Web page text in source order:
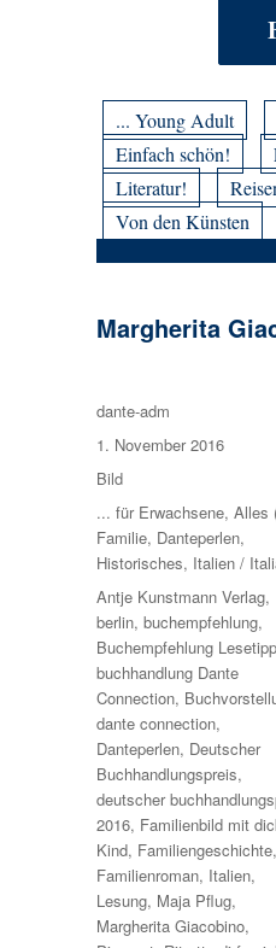
... Young Adult
Einfach schön!
Literatur!
Von den Künsten
Margherita
Autor
dante-adm
Veröffentlicht
am
1. November 2016
Format
Bild
Kategorien
... für Erwachsene,Alles
Familie, Danteperlen,
Historisches, Italien /
Schlagwörter
Antje Kunstmann Verlag,
berlin,buchempfehlung,
Buchempfehlung Lesetipp
buchhandlung Dante
Connection,
dante connection,
Danteperlen, Deutscher
Buchhandlungspreis,
deutscher
2016, Familienbild mit
Kind, Familiengeschichte,
Familienroman, Italien,
Lesung, Maja Pflug,
Margherita Giacobino,